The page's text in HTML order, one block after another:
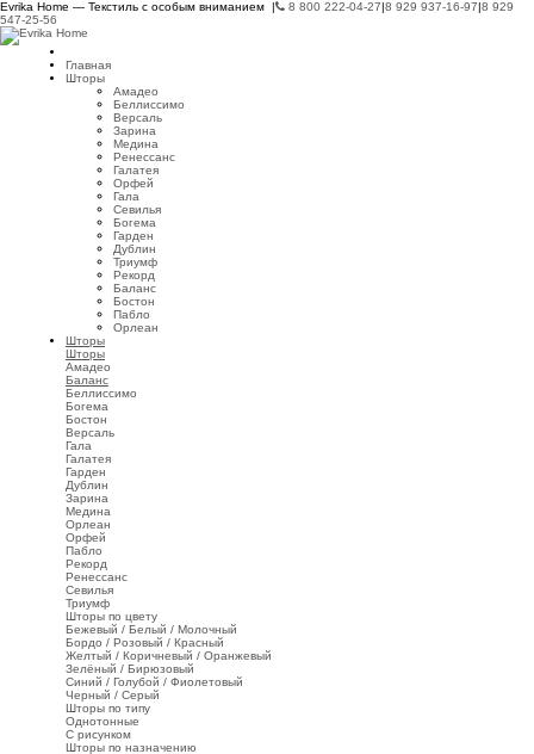
Evrika Home — Текстиль с особым вниманием | 8 800 222-04-27|8 929 937-16-97|8 929
547-25-56
Главная
Шторы
Амадео
Беллиссимо
Версаль
Зарина
Медина
Ренессанс
Галатея
Орфей
Гала
Севилья
Богема
Гарден
Дублин
Триумф
Рекорд
Баланс
Бостон
Пабло
Орлеан
Шторы
Шторы
Амадео
Баланс
Беллиссимо
Богема
Бостон
Версаль
Гала
Галатея
Гарден
Дублин
Зарина
Медина
Орлеан
Орфей
Пабло
Рекорд
Ренессанс
Севилья
Триумф
Шторы по цвету
Бежевый / Белый / Молочный
Бордо / Розовый / Красный
Желтый / Коричневый / Оранжевый
Зелёный / Бирюзовый
Синий / Голубой / Фиолетовый
Черный / Серый
Шторы по типу
Однотонные
С рисунком
Шторы по назначению